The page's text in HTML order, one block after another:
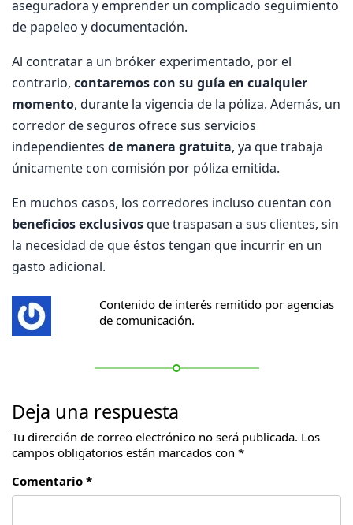
aseguradora y emprender un complicado seguimiento
de papeleo y documentación.
Al contratar a un bróker experimentado, por el
contrario, contaremos con su guía en cualquier
momento, durante la vigencia de la póliza. Además, un
corredor de seguros ofrece sus servicios
independientes de manera gratuita, ya que trabaja
únicamente con comisión por póliza emitida.
En muchos casos, los corredores incluso cuentan con
beneficios exclusivosque traspasan a sus clientes, sin
la necesidad de que éstos tengan que incurrir en un
gasto adicional.
Contenido de interés remitido por agencias
de comunicación.
Deja una respuesta
Tu dirección de correo electrónico no será publicada. Los
campos obligatorios están marcados con *
Comentario *